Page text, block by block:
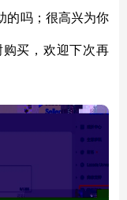
的吗；很高兴为你
买，欢迎下次再